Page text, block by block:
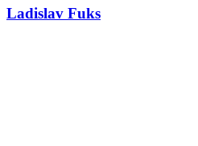
Ladislav Fuks